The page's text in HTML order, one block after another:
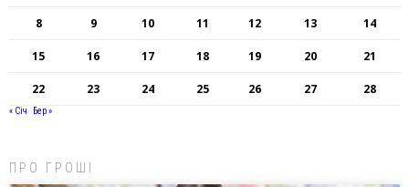
8 9 10 11 12 13 14
15 16 17 18 19 20 21
22 23 24 25 26 27 28
« Січ Бер »
ПРО ГРОШІ